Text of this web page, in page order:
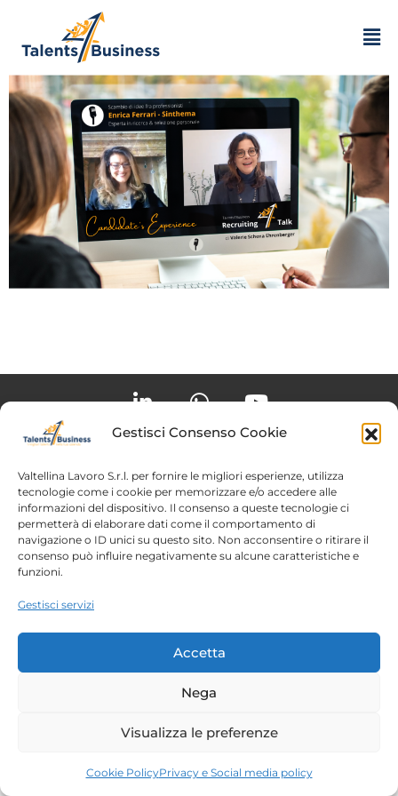
Gestisci Consenso Cookie
Valtellina Lavoro S.r.l. per fornire le migliori esperienze, utilizza
tecnologie come i cookie per memorizzare e/o accedere alle
informazioni del dispositivo. Il consenso a queste tecnologie ci
permetterà di elaborare dati come il comportamento di
navigazione o ID unici su questo sito. Non acconsentire o ritirare il
consenso può influire negativamente su alcune caratteristiche e
funzioni.
Gestisci servizi
Accetta
Nega
Visualizza le preferenze
Cookie PolicyPrivacy e Social media policy
Enrica Ferrari –
Candidate’s Experience
Login
Conosciamoci
Percorsi T4B
Contatti
Podcast
Free content
Autorizzazioni
Copyright 2023 – Talents4Business divisione di
Valtellina Lavoro srl |Privacy Policy